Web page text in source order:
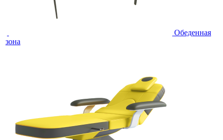
Обеденная
зона